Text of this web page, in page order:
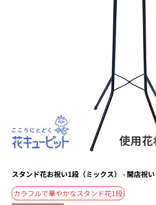
スタンド花お祝い1段（ミックス） - 開店祝
カラフルで華やかなスタンド花1段